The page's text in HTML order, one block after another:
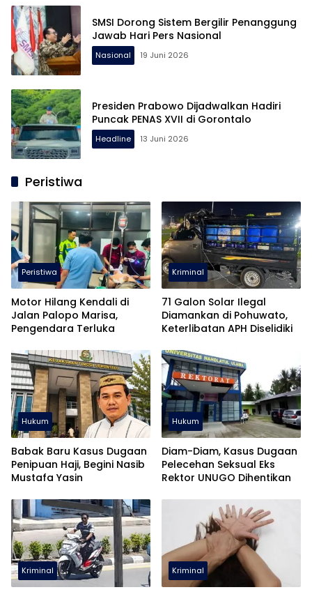
SMSI Dorong Sistem Bergilir Penanggung
Jawab Hari Pers Nasional
Nasional 19 Juni 2026
Presiden Prabowo Dijadwalkan Hadiri
Puncak PENAS XVII di Gorontalo
Headline 13 Juni 2026
Peristiwa
Peristiwa
Motor Hilang Kendali di
Jalan Palopo Marisa,
Pengendara Terluka
Kriminal
71 Galon Solar Ilegal
Diamankan di Pohuwato,
Keterlibatan APH Diselidiki
Hukum
Babak Baru Kasus Dugaan
Penipuan Haji, Begini Nasib
Mustafa Yasin
Hukum
Diam-Diam, Kasus Dugaan
Pelecehan Seksual Eks
Rektor UNUGO Dihentikan
Kriminal Kriminal